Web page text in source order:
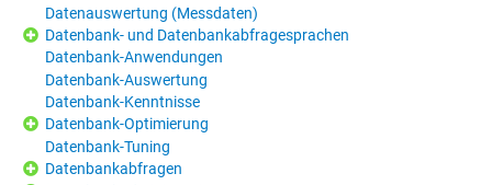
Datenauswertung (Messdaten)
Datenbank- und Datenbankabfragesprachen
Datenbank-Anwendungen
Datenbank-Auswertung
Datenbank-Kenntnisse
Datenbank-Optimierung
Datenbank-Tuning
Datenbankabfragen